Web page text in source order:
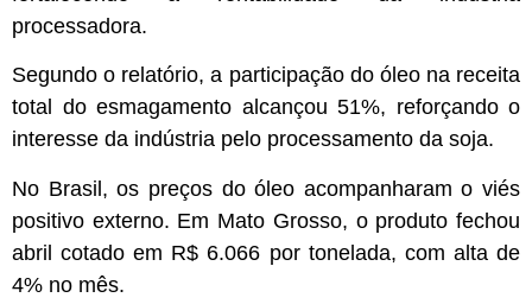
processadora.
Segundo o relatório, a participação do óleo na receita
total do esmagamento alcançou 51%, reforçando o
interesse da indústria pelo processamento da soja.
No Brasil, os preços do óleo acompanharam o viés
positivo externo. Em Mato Grosso, o produto fechou
abril cotado em R$ 6.066 por tonelada, com alta de
4% no mês.